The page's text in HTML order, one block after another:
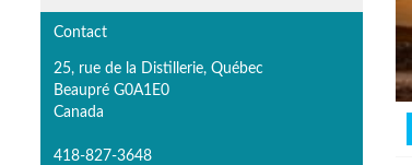
Contact
25, rue de la Distillerie, Québec
Beaupré G0A1E0
Canada
418-827-3648